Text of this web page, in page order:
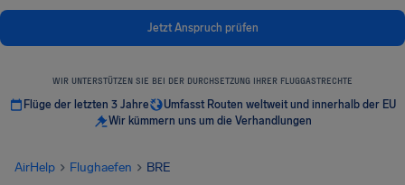
Jetzt Anspruch prüfen
WIR UNTERSTÜTZEN SIE BEI DER DURCHSETZUNG IHRER FLUGGASTRECHTE
Flüge der letzten 3 Jahre
Umfasst Routen weltweit und innerhalb der EU
Wir kümmern uns um die Verhandlungen
AirHelp Flughaefen BRE